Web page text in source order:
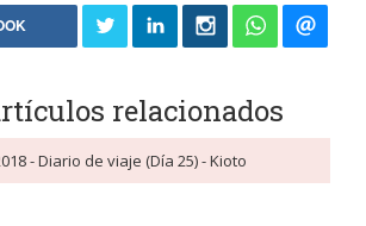
relacionados
- Diario de viaje (Día 25) - Kioto